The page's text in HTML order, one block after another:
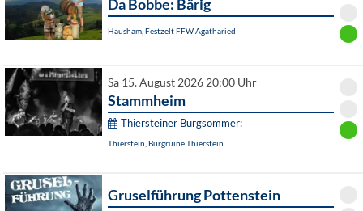
Da Bobbe: Bärig
Hausham, Festzelt FFW Agatharied
Sa 15. August 2026 20:00 Uhr
Stammheim
Thiersteiner Burgsommer:
Thierstein, Burgruine Thierstein
Gruselführung Pottenstein